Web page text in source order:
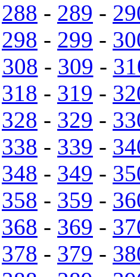
288 - 289 -
298 - 299 -
308 - 309 -
318 - 319 -
328 - 329 -
338 - 339 -
348 - 349 -
358 - 359 -
368 - 369 -
378 - 379 -